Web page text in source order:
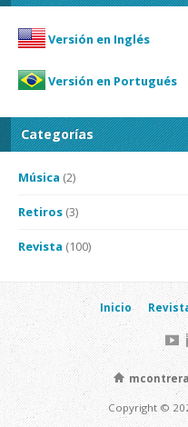
Versión en Inglés
Versión en Portugués
Categorías
Música (2)
Retiros (3)
Revista (100)
Inicio
Copyright ©